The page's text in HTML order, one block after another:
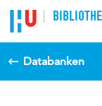
Databanken